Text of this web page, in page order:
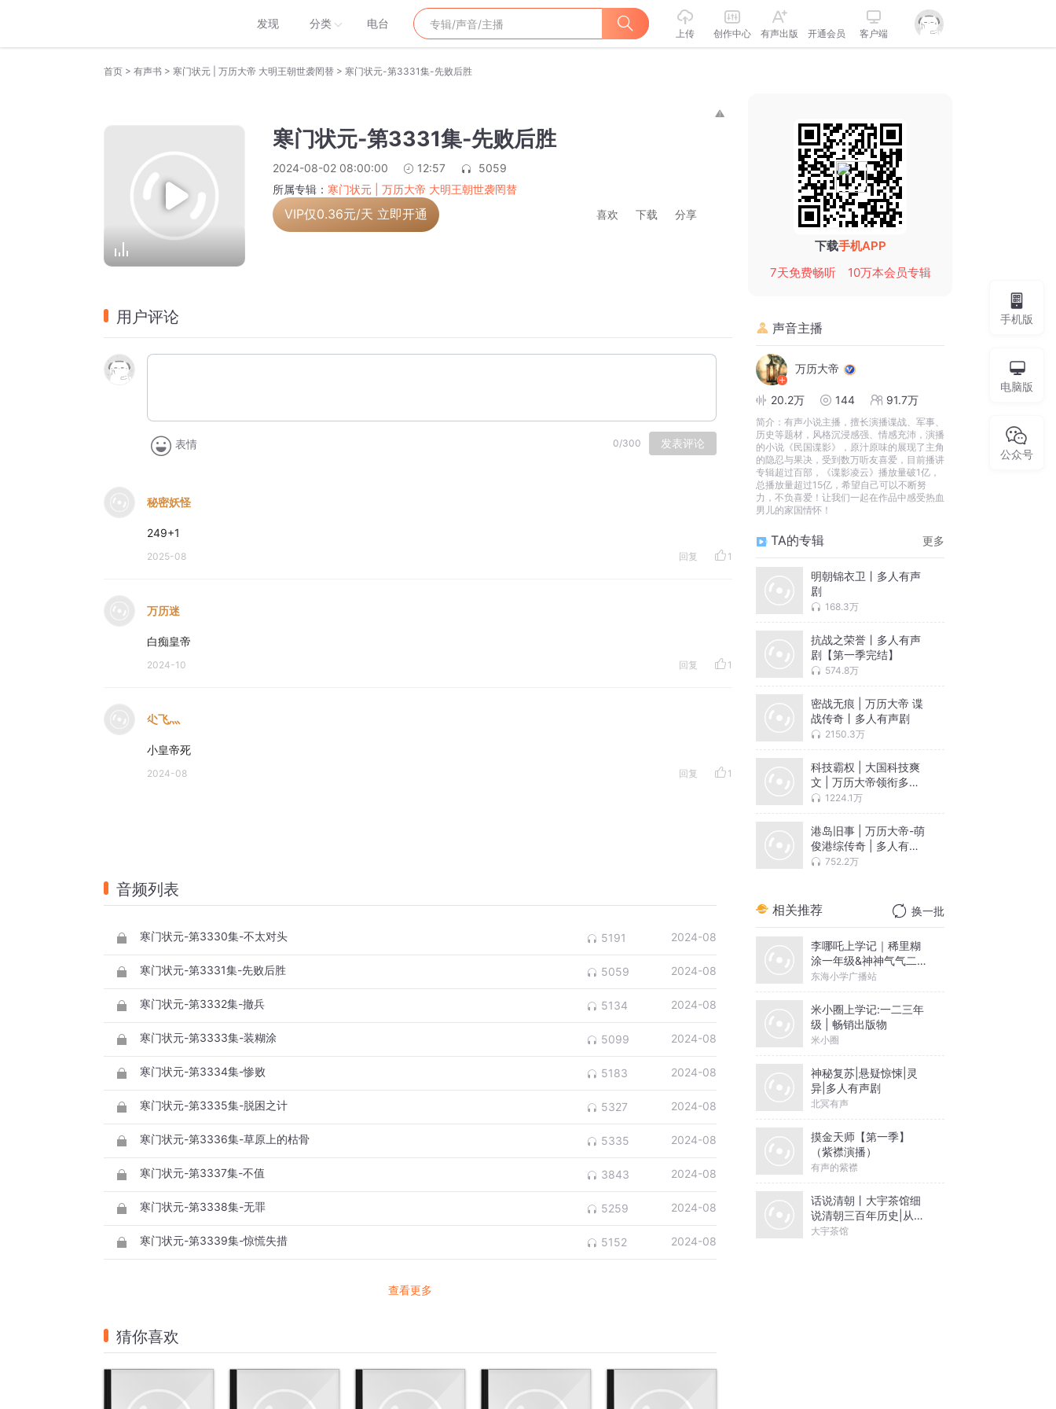
发现 分类 电台
上传 创作中心 有声出版 开通会员 客户端
首页 > 有声书 > 寒门状元 | 万历大帝 大明王朝世袭罔替 > 寒门状元-第3331集-先败后胜
寒门状元-第3331集-先败后胜
2024-08-02 08:00:00 12:57
5059
所属专辑： 寒门状元 | 万历大帝 大明王朝世袭罔替
VIP仅0.36元/天 立即开通 喜欢 下载 分享
用户评论
表情 0/300 发表评论
秘密妖怪
249+1
2025-08 回复 1
万历迷
白痴皇帝
2024-10 回复 1
尐飞灬
小皇帝死
2024-08 回复 1
音频列表
寒门状元-第3330集-不太对头 5191 2024-08
寒门状元-第3331集-先败后胜 5059 2024-08
寒门状元-第3332集-撤兵 5134 2024-08
寒门状元-第3333集-装糊涂 5099 2024-08
寒门状元-第3334集-惨败 5183 2024-08
寒门状元-第3335集-脱困之计 5327 2024-08
寒门状元-第3336集-草原上的枯骨 5335 2024-08
寒门状元-第3337集-不值 3843 2024-08
寒门状元-第3338集-无罪 5259 2024-08
寒门状元-第3339集-惊慌失措 5152 2024-08
查看更多
猜你喜欢
下载手机APP
7天免费畅听
10万本会员专辑
声音主播
万历大帝
20.2万 144 91.7万
简介： 有声小说主播，擅长演播谍战、军事、
历史等题材，风格沉浸感强、情感充沛，演播
的小说《民国谍影》，原汁原味的展现了主角
的隐忍与果决，受到数万听友喜爱，目前播讲
专辑超过百部，《谍影凌云》播放量破1亿，
总播放量超过15亿，希望自己可以不断努
力，不负喜爱！让我们一起在作品中感受热血
男儿的家国情怀！
TA的专辑 更多
明朝锦衣卫丨多人有声
剧
168.3万
抗战之荣誉丨多人有声
剧【第一季完结】
574.8万
密战无痕 | 万历大帝 谍
战传奇丨多人有声剧
2150.3万
科技霸权 | 大国科技爽
文 | 万历大帝领衔多人
有声剧
1224.1万
港岛旧事 | 万历大帝-萌
俊港综传奇 | 多人有声
剧 752.2万
相关推荐 换一批
李哪吒上学记｜稀里糊
涂一年级&神神气气二年
级
东海小学广播站
米小圈上学记:一二三年
级 | 畅销出版物
米小圈
神秘复苏|悬疑惊悚|灵
异|多人有声剧
北冥有声
摸金天师【第一季】
（紫襟演播）
有声的紫襟
话说清朝丨大宇茶馆细
说清朝三百年历史|从努
尔哈赤到末代皇帝溥仪|
大宇茶馆
手机版
电脑版
公众号